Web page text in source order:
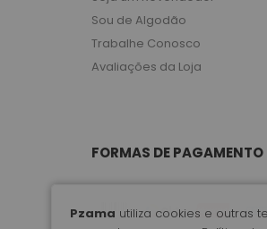
Pzama utiliza cookies e outras
Sou de Algodão
Trabalhe Conosco
Avaliações da Loja
FORMAS DE PAGAMENTO